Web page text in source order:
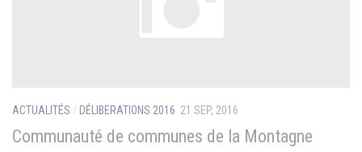
ACTUALITÉS / DÉLIBERATIONS 2016 21 SEP, 2016
Communauté de communes de la Montagne